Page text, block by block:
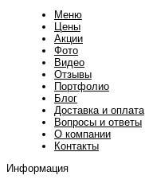
Меню
Цены
Акции
Фото
Видео
Отзывы
Портфолио
Блог
Доставка и оплата
Вопросы и ответы
О компании
Контакты
Информация